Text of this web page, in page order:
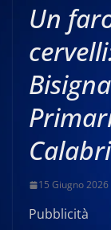
Un
15 Giugno 2026
Pubblicità